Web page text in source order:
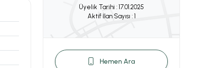
Üyelik Tarihi : 17.01.2025
Aktif İlan Sayısı : 1
Hemen Ara